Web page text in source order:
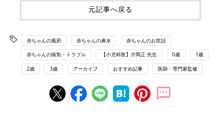
元記事へ戻る
赤ちゃんの風邪 赤ちゃんの鼻水 赤ちゃんのお世話
赤ちゃんの病気・トラブル 【小児科医】片岡正 先生 0歳 1歳
2歳 3歳 アーカイブ おすすめ記事 医師・専門家監修